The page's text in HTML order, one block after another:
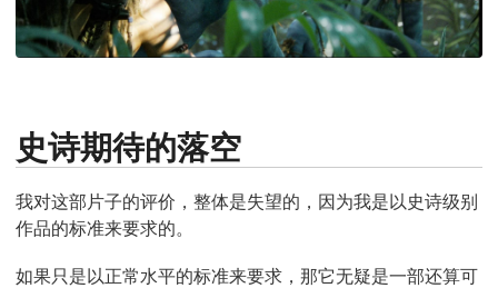
史诗期待的落空
我对这部片子的评价，整体是失望的，因为我是以史诗级别
作品的标准来要求的。
如果只是以正常水平的标准来要求，那它无疑是一部还算可